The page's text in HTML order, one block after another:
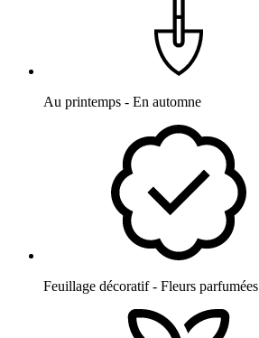
Au printemps - En automne
Feuillage décoratif - Fleurs parfumées